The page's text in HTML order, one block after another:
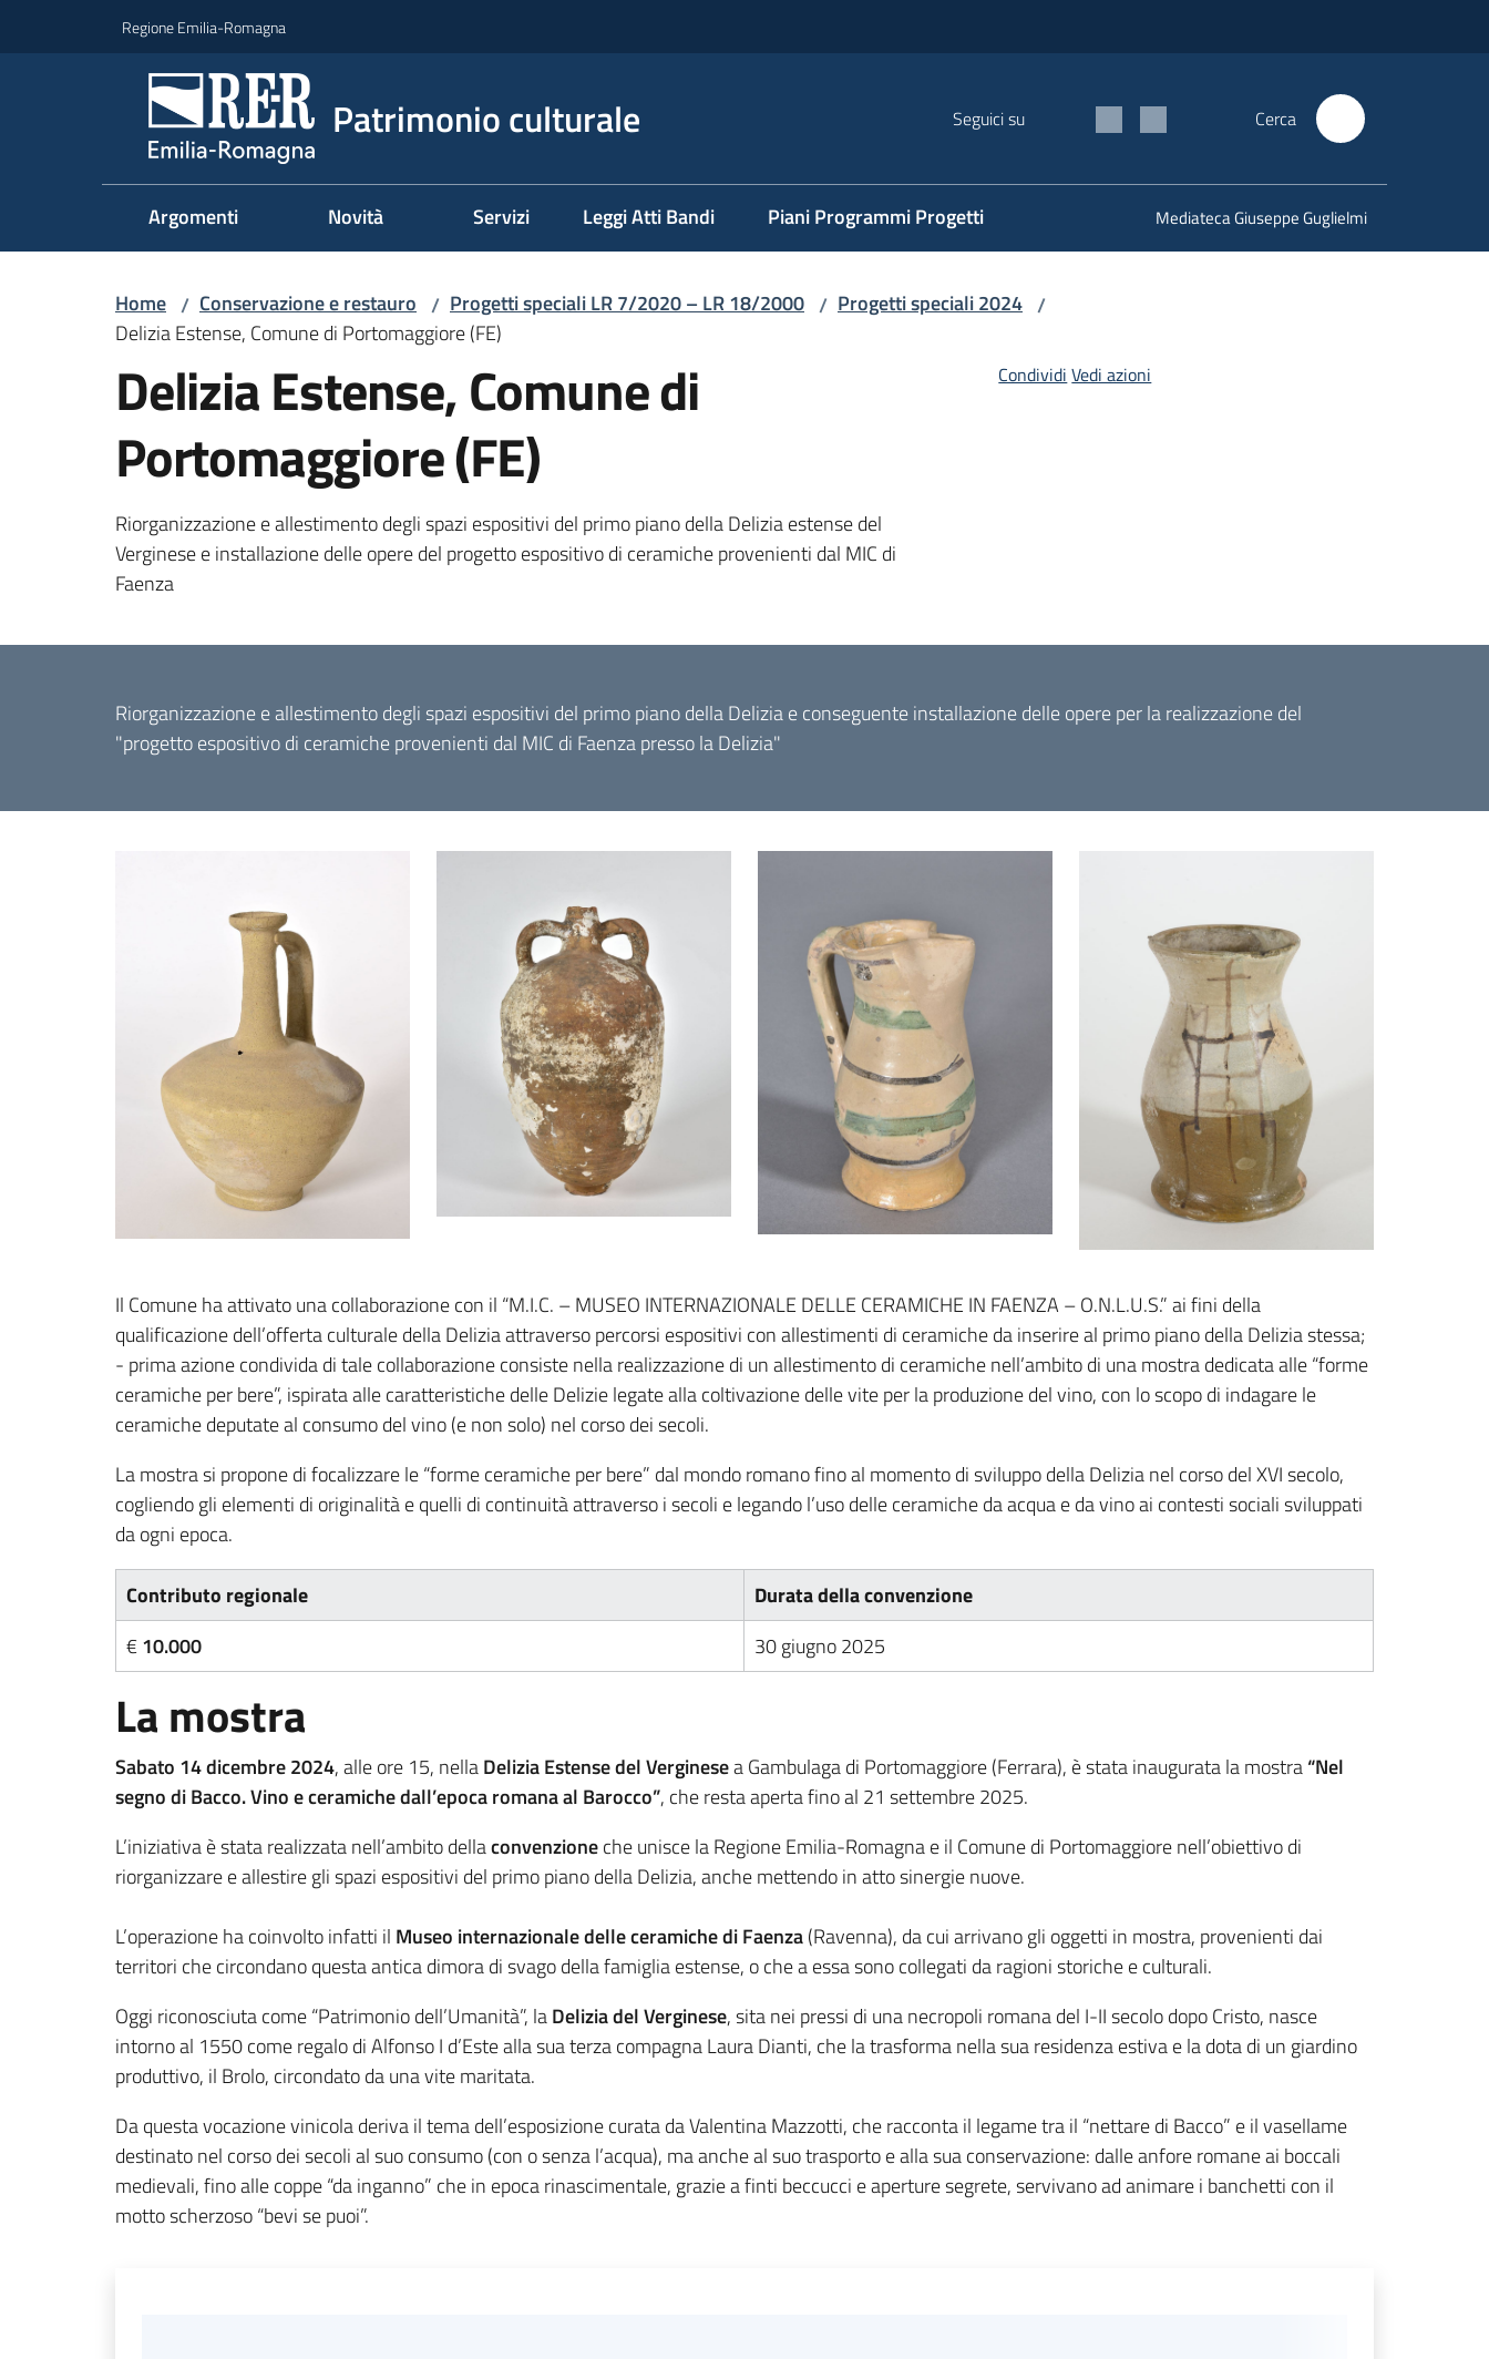
Regione Emilia-Romagna
Patrimonio culturale Seguici su Cerca
Argomenti Novità Servizi Leggi Atti Bandi Piani Programmi Progetti Mediateca Giuseppe Guglielmi
Home / Conservazione e restauro / Progetti speciali LR 7/2020 – LR 18/2000 / Progetti speciali 2024 /
Delizia Estense, Comune di Portomaggiore (FE)
Delizia Estense, Comune di
Portomaggiore (FE)
Riorganizzazione e allestimento degli spazi espositivi del primo piano della Delizia estense del
Verginese e installazione delle opere del progetto espositivo di ceramiche provenienti dal MIC di
Faenza
Condividi Vedi azioni
Riorganizzazione e allestimento degli spazi espositivi del primo piano della Delizia e conseguente installazione delle opere per la realizzazione del
"progetto espositivo di ceramiche provenienti dal MIC di Faenza presso la Delizia"
Il Comune ha attivato una collaborazione con il “M.I.C. – MUSEO INTERNAZIONALE DELLE CERAMICHE IN FAENZA – O.N.L.U.S.” ai fini della
qualificazione dell’offerta culturale della Delizia attraverso percorsi espositivi con allestimenti di ceramiche da inserire al primo piano della Delizia stessa;
- prima azione condivida di tale collaborazione consiste nella realizzazione di un allestimento di ceramiche nell’ambito di una mostra dedicata alle “forme
ceramiche per bere”, ispirata alle caratteristiche delle Delizie legate alla coltivazione delle vite per la produzione del vino, con lo scopo di indagare le
ceramiche deputate al consumo del vino (e non solo) nel corso dei secoli.
La mostra si propone di focalizzare le “forme ceramiche per bere” dal mondo romano fino al momento di sviluppo della Delizia nel corso del XVI secolo,
cogliendo gli elementi di originalità e quelli di continuità attraverso i secoli e legando l’uso delle ceramiche da acqua e da vino ai contesti sociali sviluppati
da ogni epoca.
Contributo regionale
Durata della convenzione
€10.000 30 giugno 2025
La mostra
Sabato 14 dicembre 2024, alle ore 15, nellaDelizia Estense del Verginesea Gambulaga di Portomaggiore (Ferrara), è stata inaugurata la mostra“Nel
segno di Bacco. Vino e ceramiche dall’epoca romana al Barocco”, che resta aperta fino al 21 settembre 2025.
L’iniziativa è stata realizzata nell’ambito dellaconvenzioneche unisce la Regione Emilia-Romagna e il Comune di Portomaggiore nell’obiettivo di
riorganizzare e allestire gli spazi espositivi del primo piano della Delizia, anche mettendo in atto sinergie nuove.
L’operazione ha coinvolto infatti il Museo internazionale delle ceramiche di Faenza(Ravenna), da cui arrivano gli oggetti in mostra, provenienti dai
territori che circondano questa antica dimora di svago della famiglia estense, o che a essa sono collegati da ragioni storiche e culturali.
Oggi riconosciuta come “Patrimonio dell’Umanità”, laDelizia del Verginese, sita nei pressi di una necropoli romana del I-II secolo dopo Cristo, nasce
intorno al 1550 come regalo di Alfonso I d’Este alla sua terza compagna Laura Dianti, che la trasforma nella sua residenza estiva e la dota di un giardino
produttivo, il Brolo, circondato da una vite maritata.
Da questa vocazione vinicola deriva il tema dell’esposizione curata da Valentina Mazzotti, che racconta il legame tra il “nettare di Bacco” e il vasellame
destinato nel corso dei secoli al suo consumo (con o senza l’acqua), ma anche al suo trasporto e alla sua conservazione: dalle anfore romane ai boccali
medievali, fino alle coppe “da inganno” che in epoca rinascimentale, grazie a finti beccucci e aperture segrete, servivano ad animare i banchetti con il
motto scherzoso “bevi se puoi”.